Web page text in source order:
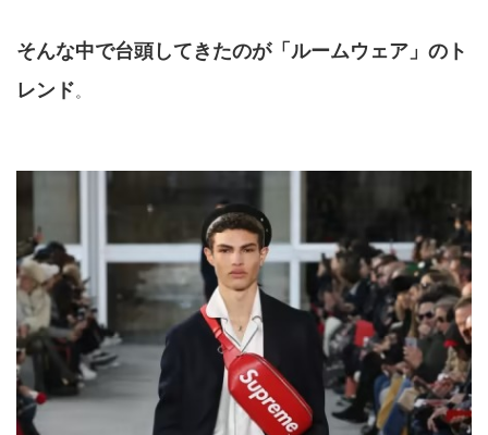
そんな中で台頭してきたのが「ルームウェア」のト
レンド。